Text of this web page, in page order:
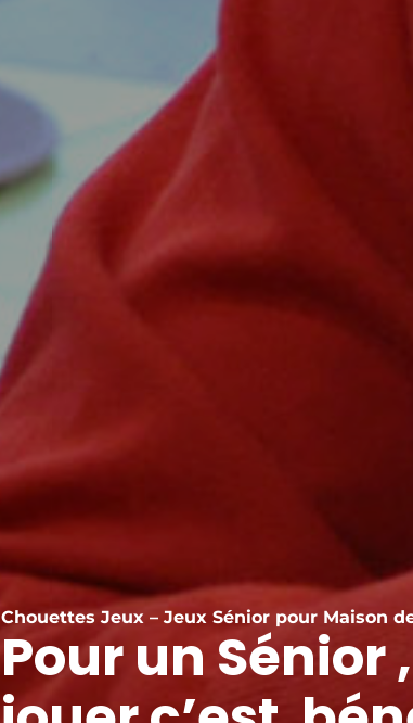
Chouettes Jeux – Jeux Sénior pour Maison
Pour un Sénior ,